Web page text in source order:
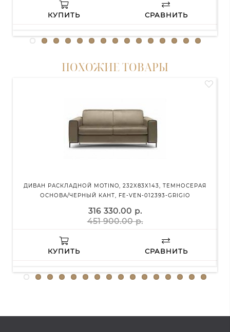
КУПИТЬ СРАВНИТЬ
ПОХОЖИЕ ТОВАРЫ
ДИВАН РАСКЛАДНОЙ MOTINO, 232X83X143, ТЕМНОСЕРАЯ
ОСНОВА/ЧЕРНЫЙ КАНТ, FE-VEN-012393-GRIGIO
316 330.00 р.
451 900.00 р.
КУПИТЬ СРАВНИТЬ